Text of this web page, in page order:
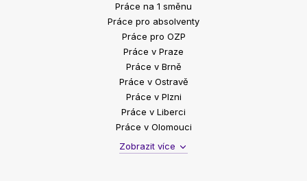
Práce na 1 směnu
Práce pro absolventy
Práce pro OZP
Práce v Praze
Práce v Brně
Práce v Ostravě
Práce v Plzni
Práce v Liberci
Práce v Olomouci
Zobrazit více